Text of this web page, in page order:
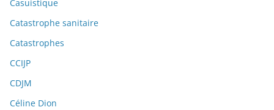
Casuistique
Catastrophe sanitaire
Catastrophes
CCIJP
CDJM
Céline Dion